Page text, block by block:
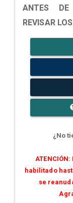
ANTES DE
REVISAR
¿No
habilitado
se